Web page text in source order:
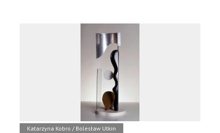
Katarzyna Kobro / Bolesław Utkin